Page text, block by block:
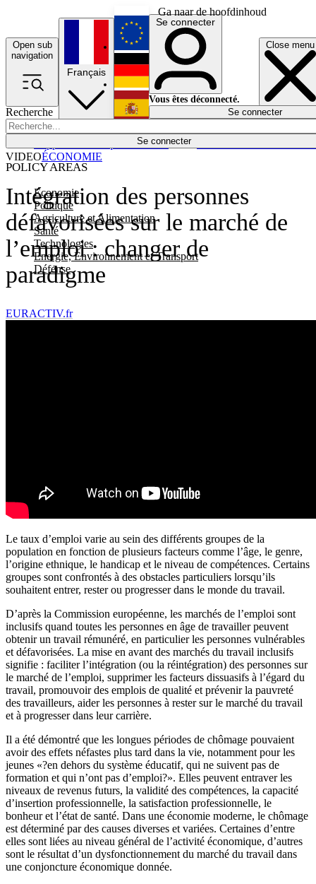
Ga naar de hoofdinhoud
Open sub
navigation
Close menu
Recherche
Se connecter
POLICY AREAS
Economie
Politique
Agriculture et Alimentation
Santé
Technologies
Energie, Environnement et Transport
Défense
Économie
Français
English
Deutsch
Español
Se connecter
Vous êtes déconnecté.
Se connecter
Intégration des personnes
défavorisées sur le marché de
l’emploi : changer de
paradigme
VIDEOÉCONOMIE
EURACTIV.fr
Le taux d’emploi varie au sein des différents groupes de la
population en fonction de plusieurs facteurs comme l’âge, le genre,
l’origine ethnique, le handicap et le niveau de compétences. Certains
groupes sont confrontés à des obstacles particuliers lorsqu’ils
souhaitent entrer, rester ou progresser dans le monde du travail.
D’après la Commission européenne, les marchés de l’emploi sont
inclusifs quand toutes les personnes en âge de travailler peuvent
obtenir un travail rémunéré, en particulier les personnes vulnérables
et défavorisées. La mise en avant des marchés du travail inclusifs
signifie : faciliter l’intégration (ou la réintégration) des personnes sur
le marché de l’emploi, supprimer les facteurs dissuasifs à l’égard du
travail, promouvoir des emplois de qualité et prévenir la pauvreté
des travailleurs, aider les personnes à rester sur le marché du travail
et à progresser dans leur carrière.
Il a été démontré que les longues périodes de chômage pouvaient
avoir des effets néfastes plus tard dans la vie, notamment pour les
jeunes «?en dehors du système éducatif, qui ne suivent pas de
formation et qui n’ont pas d’emploi?». Elles peuvent entraver les
niveaux de revenus futurs, la validité des compétences, la capacité
d’insertion professionnelle, la satisfaction professionnelle, le
bonheur et l’état de santé. Dans une économie moderne, le chômage
est déterminé par des causes diverses et variées. Certaines d’entre
elles sont liées au niveau général de l’activité économique, d’autres
sont le résultat d’un dysfonctionnement du marché du travail dans
une conjoncture économique donnée.